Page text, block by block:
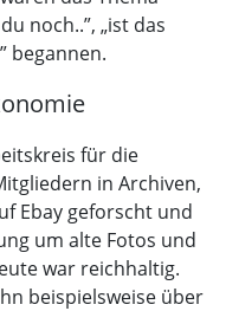
noch..”, „ist das
begannen.
für die
in Archiven,
Ebay geforscht und
um alte Fotos und
war reichhaltig.
beispielsweise über